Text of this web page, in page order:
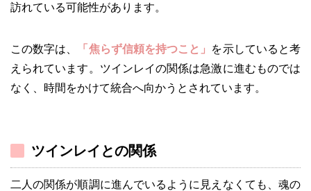
訪れている可能性があります。
この数字は、 「焦らず信頼を持つこと」 を示していると考
えられています。ツインレイの関係は急激に進むものでは
なく、時間をかけて統合へ向かうとされています。
ツインレイとの関係
二人の関係が順調に進んでいるように見えなくても、魂の